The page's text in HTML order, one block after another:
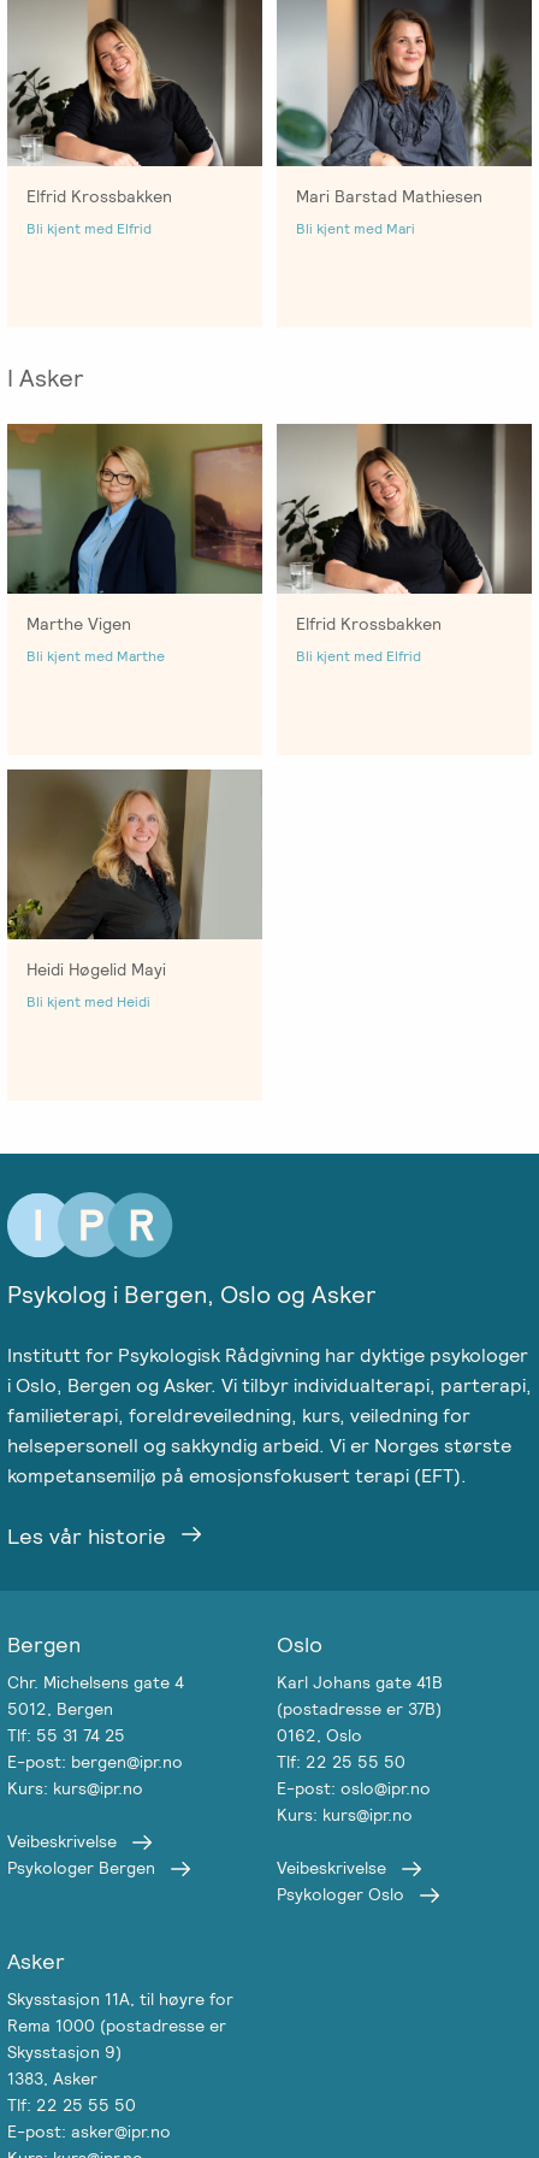
Emosjonsfokusert
foreldrekurs
Ofte
stilte
spørsmål
om
kurs
kurslokale
–
Sentralt
Salgsbetingelser
Kursbevis
-
Elfrid Krossbakken
Bli kjent med Elfrid
Mari Barstad Mathiesen
Bli kjent med Mari
I Asker
Marthe Vigen
Bli kjent med Marthe
Elfrid Krossbakken
Bli kjent med Elfrid
Heidi Høgelid Mayi
Bli kjent med Heidi
Psykolog i Bergen, Oslo og Asker
Institutt for Psykologisk Rådgivning har dyktige psykologer
i Oslo, Bergen og Asker. Vi tilbyr individualterapi, parterapi,
familieterapi, foreldreveiledning, kurs, veiledning for
helsepersonell og sakkyndig arbeid. Vi er Norges største
kompetansemiljø på emosjonsfokusert terapi (EFT).
Les vår historie
Bergen
Chr. Michelsens gate 4
5012, Bergen
Tlf: 55 31 74 25
E-post: bergen@ipr.no
Kurs: kurs@ipr.no
Veibeskrivelse
Psykologer Bergen
Oslo
Karl Johans gate 41B
(postadresse er 37B)
0162, Oslo
Tlf: 22 25 55 50
E-post: oslo@ipr.no
Kurs: kurs@ipr.no
Veibeskrivelse
Psykologer Oslo
Asker
Skysstasjon 11A, til høyre for
Rema 1000 (postadresse er
Skysstasjon 9)
1383, Asker
Tlf: 22 25 55 50
E-post: asker@ipr.no